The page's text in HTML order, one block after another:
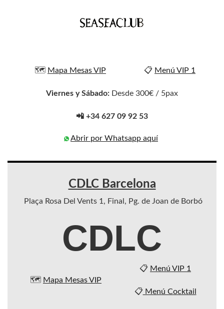
🗺️ Mapa Mesas VIP 📋 Menú VIP 1
Viernes y Sábado: Desde 300€ / 5pax
📲 +34 627 09 92 53
Abrir por Whatsapp aquí
CDLC Barcelona
Plaça Rosa Del Vents 1, Final, Pg. de Joan de Borbó
CDLC
🗺️ Mapa Mesas VIP
📋 Menú VIP 1
📋Menú Cocktail